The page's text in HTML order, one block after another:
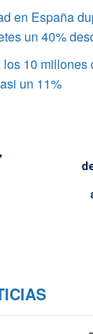
en España
un 40%
10 millones
un 11%